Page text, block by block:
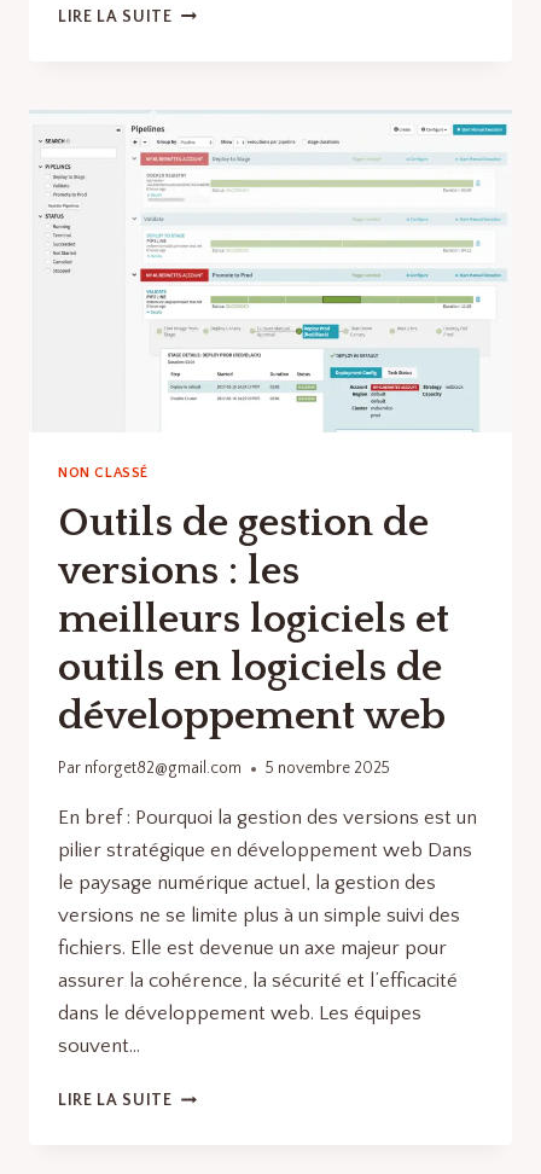
LIRE LA SUITEOUTILS
:
LES
MEILLEURS
LOGICIELS
OUTILS
EN
DÉVELOPPEMENT
WEB
NON CLASSÉ
Outils de gestion de
versions : les
meilleurs logiciels et
outils en logiciels de
développement web
Par nforget82@gmail.com 5 novembre 2025
En bref : Pourquoi la gestion des versions est un
pilier stratégique en développement web Dans
le paysage numérique actuel, la gestion des
versions ne se limite plus à un simple suivi des
fichiers. Elle est devenue un axe majeur pour
assurer la cohérence, la sécurité et l’efficacité
dans le développement web. Les équipes
souvent…
LIRE LA SUITEOUTILS